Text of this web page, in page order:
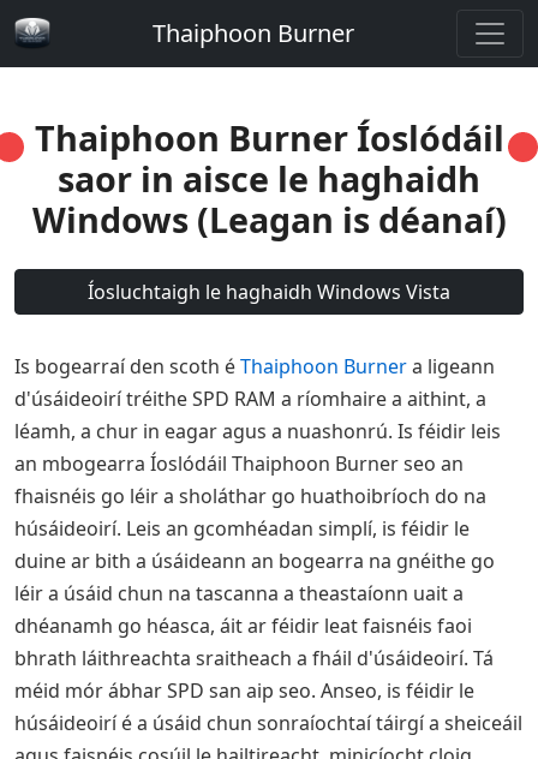
Thaiphoon Burner
Thaiphoon Burner Íoslódáil
saor in aisce le haghaidh
Windows (Leagan is déanaí)
Íosluchtaigh le haghaidh Windows Vista
Is bogearraí den scoth éThaiphoon Burnera ligeann
d'úsáideoirí tréithe SPD RAM a ríomhaire a aithint, a
léamh, a chur in eagar agus a nuashonrú. Is féidir leis
an mbogearra Íoslódáil Thaiphoon Burner seo an
fhaisnéis go léir a sholáthar go huathoibríoch do na
húsáideoirí. Leis an gcomhéadan simplí, is féidir le
duine ar bith a úsáideann an bogearra na gnéithe go
léir a úsáid chun na tascanna a theastaíonn uait a
dhéanamh go héasca, áit ar féidir leat faisnéis faoi
bhrath láithreachta sraitheach a fháil d'úsáideoirí. Tá
méid mór ábhar SPD san aip seo. Anseo, is féidir le
húsáideoirí é a úsáid chun sonraíochtaí táirgí a sheiceáil